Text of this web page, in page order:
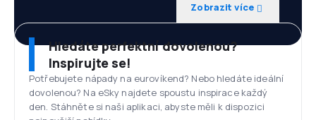
Zobrazit více
Hledáte perfektní dovolenou?
Inspirujte se!
Potřebujete nápady na eurovíkend? Nebo hledáte ideální
dovolenou? Na eSky najdete spoustu inspirace každý
den. Stáhněte si naši aplikaci, abyste měli k dispozici